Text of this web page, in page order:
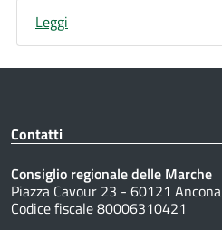
Leggi
Contatti
Consiglio regionale delle Marche
Piazza Cavour 23 - 60121 Ancona
Codice fiscale 80006310421